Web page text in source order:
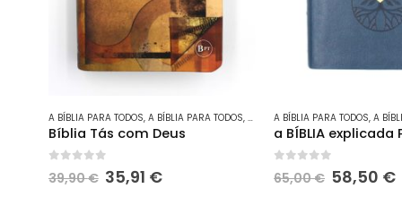
A BÍBLIA PARA TODOS, A BÍBLIA PARA TODOS, BÍBLIAS DE ESTUDO,INFANTO-
Bíblia Tás com Deus
out of 5
39,90€ O
35,91 €O
A BÍBLIA PARA TODOS,A
out of 5
65,00€ O
58,50 €O